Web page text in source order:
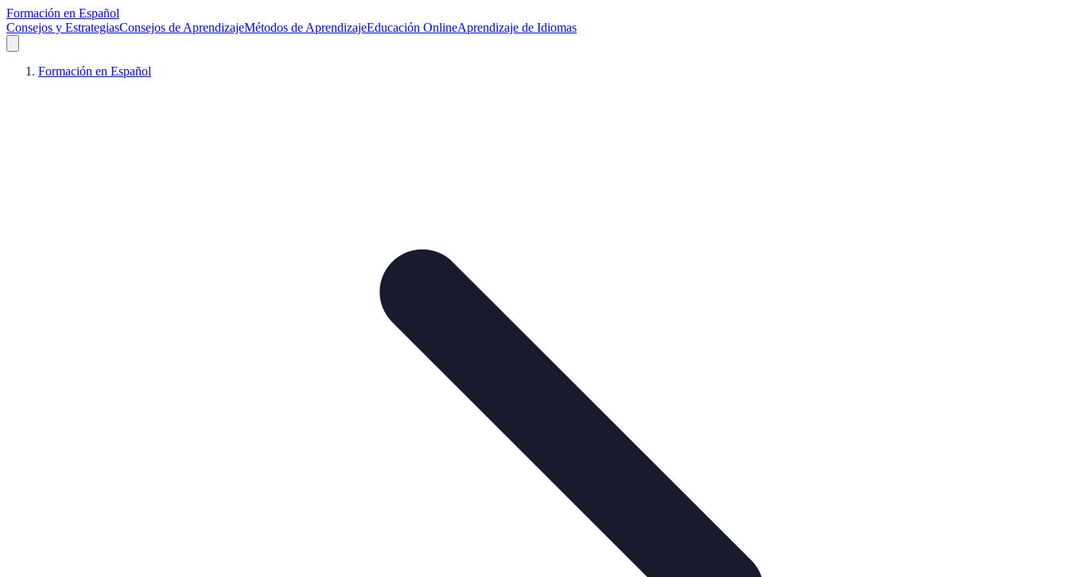
Formación en Español
Consejos y EstrategiasConsejos de AprendizajeMétodos de AprendizajeEducación OnlineAprendizaje de Idiomas
Formación en Español